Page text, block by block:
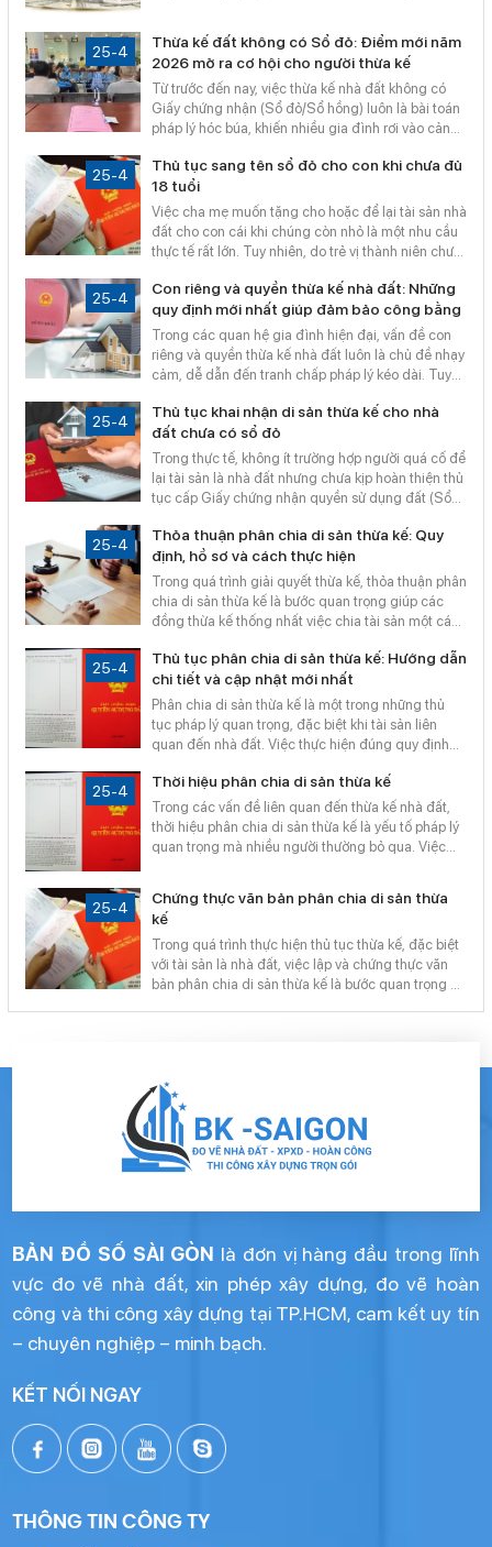
ngửa khi biết mảnh đất đó đã nằm trong quy
hoạch giải tỏa hoặc sắp bị thu hồi để xây dựng
công trình công cộng. Bản Đồ Số Sài Gòn khuyến
cáo người dân: Kiểm tra quy hoạch là bước đầu
tiên và quan trọng nhất trước khi đặt bút ký vào bất
25-4
Thừa kế đất không có Sổ đỏ: Điểm mới năm
2026 mở ra cơ hội cho người thừa kế
Từ trước đến nay, việc thừa kế nhà đất không có
Giấy chứng nhận (Sổ đỏ/Sổ hồng) luôn là bài toán
pháp lý hóc búa, khiến nhiều gia đình rơi vào cảnh
25-4
Thủ tục sang tên sổ đỏ cho con khi chưa đủ
18 tuổi
Việc cha mẹ muốn tặng cho hoặc để lại tài sản nhà
đất cho con cái khi chúng còn nhỏ là một nhu cầu
thực tế rất lớn. Tuy nhiên, do trẻ vị thành niên chưa
đòi hỏi những điều kiện và thủ tục pháp lý chặt chẽ
để đảm bảo quyền lợi tốt nhất cho trẻ. Cùng Bản
Đồ Số Sài Gòn tìm hiểu lộ trình sang tên Sổ đỏ cho
con dưới 18 tuổi theo quy định mới nhất năm
2026.
25-4
Con riêng và quyền thừa kế nhà đất: Những
quy định mới nhất giúp đảm bảo công bằng
Trong các quan hệ gia đình hiện đại, vấn đề con
riêng và quyền thừa kế nhà đất luôn là chủ đề nhạy
cảm, dễ dẫn đến tranh chấp pháp lý kéo dài. Tuy
quy định rất cụ thể và nhân văn để bảo vệ quyền lợi
chính đáng của mọi người con, không phân biệt
đối xử. Cùng Bản Đồ Số Sài Gòn cập nhật các quy
định mới nhất để đảm bảo sự công bằng trong
phân chia tài sản gia đình.
25-4
Thủ tục khai nhận di sản thừa kế cho nhà
đất chưa có sổ đỏ
Trong thực tế, không ít trường hợp người quá cố để
lại tài sản là nhà đất nhưng chưa kịp hoàn thiện thủ
tục cấp Giấy chứng nhận quyền sử dụng đất (Sổ
cho người thừa kế về việc liệu có thể sang tên hay
xác lập quyền sở hữu hay không. Dưới đây là hướng
dẫn các bước xử lý pháp lý để đảm bảo quyền lợi
hợp pháp cho người thừa kế.
25-4
Thỏa thuận phân chia di sản thừa kế: Quy
định, hồ sơ và cách thực hiện
Trong quá trình giải quyết thừa kế, thỏa thuận phân
chia di sản thừa kế là bước quan trọng giúp các
đồng thừa kế thống nhất việc chia tài sản một cách
đất, việc lập văn bản thỏa thuận đúng quy định sẽ
giúp quá trình sang tên, cấp đổi sổ diễn ra thuận
lợi.
25-4
Thủ tục phân chia di sản thừa kế: Hướng dẫn
chi tiết và cập nhật mới nhất
Phân chia di sản thừa kế là một trong những thủ
tục pháp lý quan trọng, đặc biệt khi tài sản liên
quan đến nhà đất. Việc thực hiện đúng quy định
còn hạn chế tranh chấp phát sinh về sau. Dưới đây
là hướng dẫn chi tiết về thủ tục phân chia di sản
thừa kế theo quy định mới nhất.
25-4
Thời hiệu phân chia di sản thừa kế
Trong các vấn đề liên quan đến thừa kế nhà đất,
thời hiệu phân chia di sản thừa kế là yếu tố pháp lý
quan trọng mà nhiều người thường bỏ qua. Việc
chia tài sản theo quy định pháp luật.
25-4
Chứng thực văn bản phân chia di sản thừa
kế
Trong quá trình thực hiện thủ tục thừa kế, đặc biệt
với tài sản là nhà đất, việc lập và chứng thực văn
bản phân chia di sản thừa kế là bước quan trọng để
BẢN ĐỒ SỐ SÀI GÒN là đơn vị hàng đầu trong lĩnh
vực đo vẽ nhà đất, xin phép xây dựng, đo vẽ hoàn
công và thi công xây dựng tại TP.HCM, cam kết uy tín
– chuyên nghiệp – minh bạch.
KẾT NỐI NGAY
THÔNG TIN CÔNG TY